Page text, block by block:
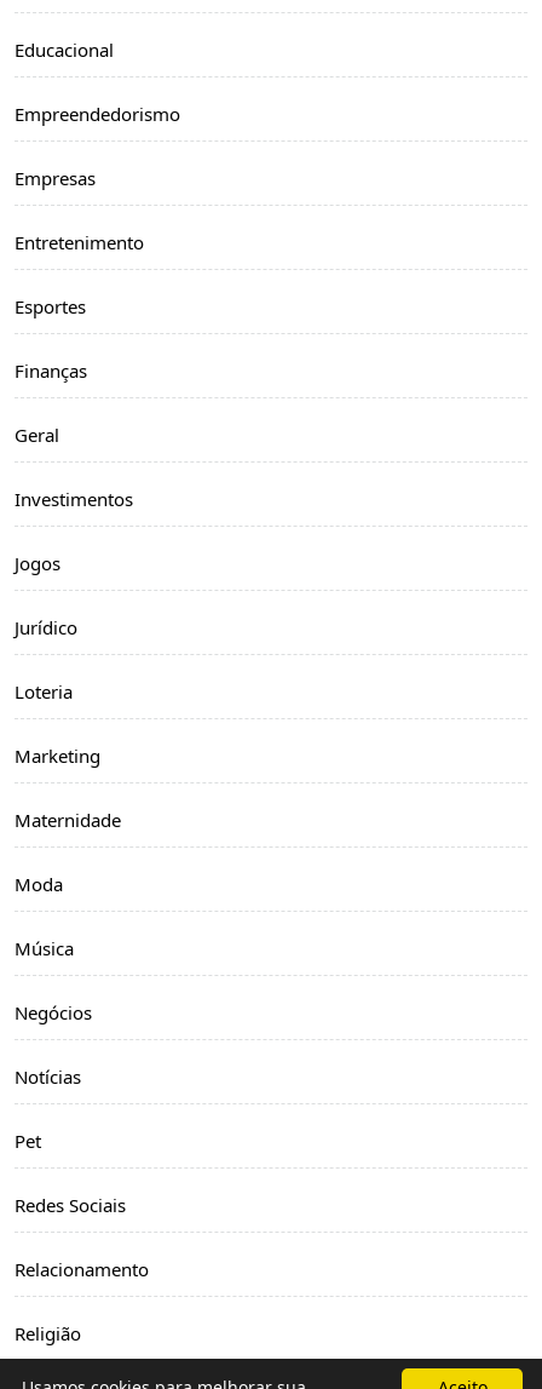
Educacional
Empreendedorismo
Empresas
Entretenimento
Esportes
Finanças
Geral
Investimentos
Jogos
Jurídico
Loteria
Marketing
Maternidade
Moda
Música
Negócios
Notícias
Pet
Redes Sociais
Relacionamento
Religião